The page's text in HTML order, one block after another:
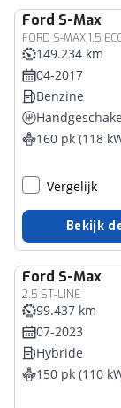
Ford S-Max
FORD S-MAX 1.5
149.234 km
04-2017
Benzine
160 pk (118
Vergelijk
Bekijk
Ford S-Max
2.5 ST-LINE
99.437 km
07-2023
Hybride
150 pk (110